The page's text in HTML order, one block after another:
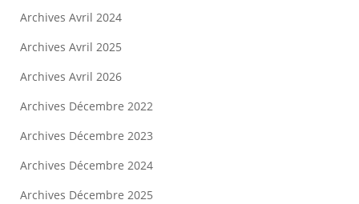
Archives Avril 2024
Archives Avril 2025
Archives Avril 2026
Archives Décembre 2022
Archives Décembre 2023
Archives Décembre 2024
Archives Décembre 2025